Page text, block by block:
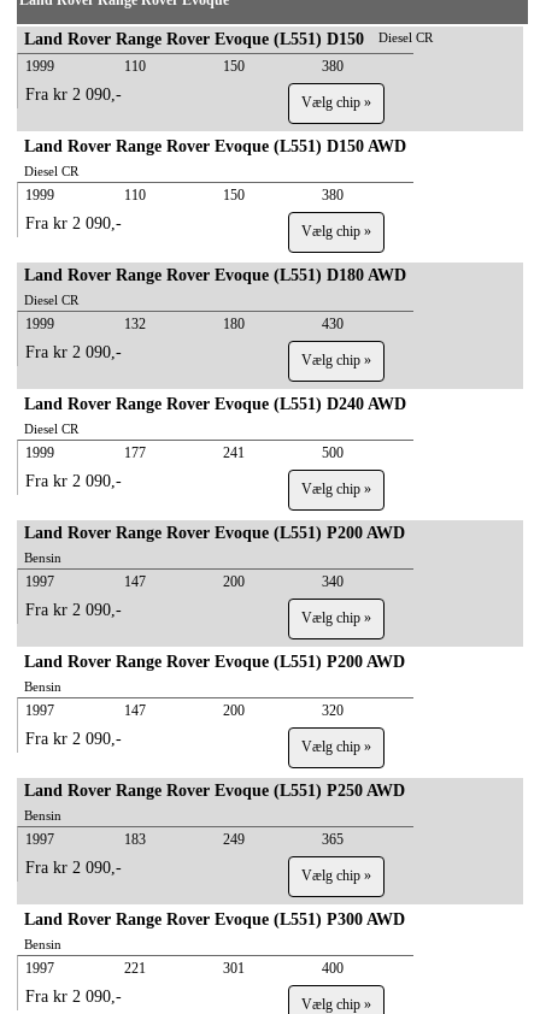
Land Rover Range Rover Evoque (L551) D150 Diesel CR
1999 110 150 380
Fra kr 2 090,- Vælg chip »
Land Rover Range Rover Evoque (L551) D150 AWD
Diesel CR
1999 110 150 380
Fra kr 2 090,- Vælg chip »
Land Rover Range Rover Evoque (L551) D180 AWD
Diesel CR
1999 132 180 430
Fra kr 2 090,- Vælg chip »
Land Rover Range Rover Evoque (L551) D240 AWD
Diesel CR
1999 177 241 500
Fra kr 2 090,- Vælg chip »
Land Rover Range Rover Evoque (L551) P200 AWD
Bensin
1997 147 200 340
Fra kr 2 090,- Vælg chip »
Land Rover Range Rover Evoque (L551) P200 AWD
Bensin
1997 147 200 320
Fra kr 2 090,- Vælg chip »
Land Rover Range Rover Evoque (L551) P250 AWD
Bensin
1997 183 249 365
Fra kr 2 090,- Vælg chip »
Land Rover Range Rover Evoque (L551) P300 AWD
Bensin
1997 221 301 400
Fra kr 2 090,- Vælg chip »